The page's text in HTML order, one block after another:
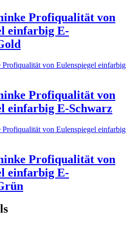
Profiqualität von
einfarbig E-
Profiqualität von
einfarbig E-Schwarz
Profiqualität von
einfarbig E-